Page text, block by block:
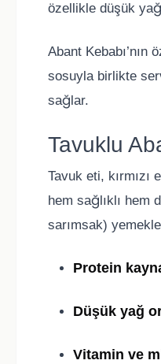
özellikle düşük
Abant Kebabı’nın
sosuyla birlikte
sağlar.
Tavuklu
Tavuk eti, kırmızı
hem sağlıklı hem
sarımsak)
Protein
Düşük yağ
Vitamin ve